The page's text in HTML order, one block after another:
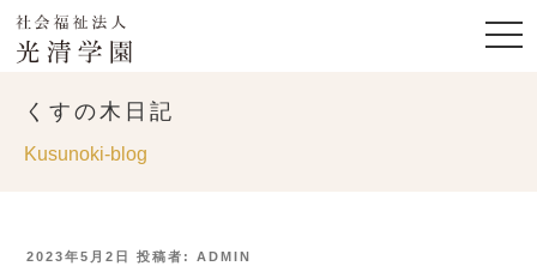
くすの木日記
Kusunoki-blog
投
2023年5月2日 投稿者:ADMIN